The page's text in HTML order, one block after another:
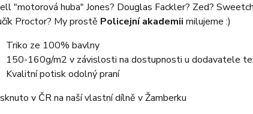
"motorová huba" Jones? Douglas Fackler? Zed?
Proctor? My prostě Policejní akademii milujeme :)
Triko ze 100% bavlny
150-160g/m2 v závislosti na dostupnosti u dodavatele
Kvalitní potisk odolný praní
v ČR na naší vlastní dílně v Žamberku